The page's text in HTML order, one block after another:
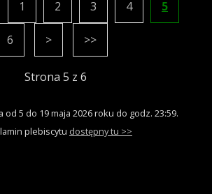
1 2 3 4 5
6 > >>
Strona 5 z 6
od 5 do 19 maja 2026 roku do godz. 23:59.
plebiscytu dostępny tu >>